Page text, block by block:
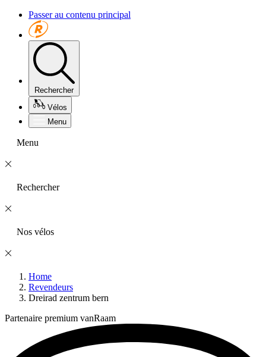
Passer au contenu principal
Rechercher
Vélos
Menu
Menu
Rechercher
Nos vélos
Home
Revendeurs
Dreirad zentrum bern
Partenaire premium vanRaam